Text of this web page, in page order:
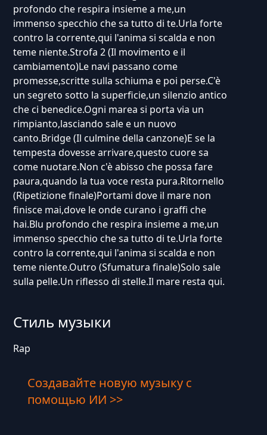
profondo che respira insieme a me,un
immenso specchio che sa tutto di te.Urla forte
contro la corrente,qui l'anima si scalda e non
teme niente.Strofa 2 (Il movimento e il
cambiamento)Le navi passano come
promesse,scritte sulla schiuma e poi perse.C'è
un segreto sotto la superficie,un silenzio antico
che ci benedice.Ogni marea si porta via un
rimpianto,lasciando sale e un nuovo
canto.Bridge (Il culmine della canzone)E se la
tempesta dovesse arrivare,questo cuore sa
come nuotare.Non c'è abisso che possa fare
paura,quando la tua voce resta pura.Ritornello
(Ripetizione finale)Portami dove il mare non
finisce mai,dove le onde curano i graffi che
hai.Blu profondo che respira insieme a me,un
immenso specchio che sa tutto di te.Urla forte
contro la corrente,qui l'anima si scalda e non
teme niente.Outro (Sfumatura finale)Solo sale
sulla pelle.Un riflesso di stelle.Il mare resta qui.
Стиль музыки
Rap
Создавайте новую музыку с
помощью ИИ >>